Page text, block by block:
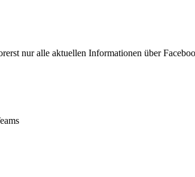
nur alle aktuellen Informationen über